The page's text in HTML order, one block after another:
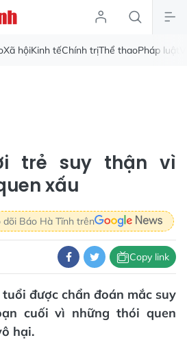
Xã hộiKinh tếChính trịThể thaoPháp luật
trẻ suy thận vì
xấu
dõi Báo Hà Tĩnh trên
Copy link
được chẩn đoán mắc suy
cuối vì những thói quen
hại.